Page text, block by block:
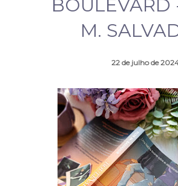
BOULEVARD
M.
22 de julho de